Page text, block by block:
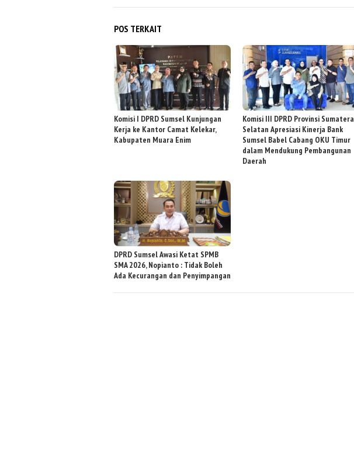
POS TERKAIT
Komisi I DPRD Sumsel Kunjungan
Kerja ke Kantor Camat Kelekar,
Kabupaten Muara Enim
Komisi III DPRD Provinsi Sumatera
Selatan Apresiasi Kinerja Bank
Sumsel Babel Cabang OKU Timur
dalam Mendukung Pembangunan
Daerah
DPRD Sumsel Awasi Ketat SPMB
SMA 2026, Nopianto : Tidak Boleh
Ada Kecurangan dan Penyimpangan